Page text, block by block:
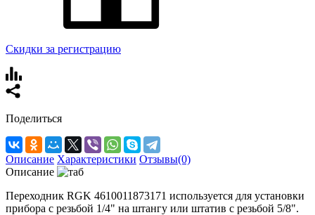
Скидки за регистрацию
Поделиться
Описание Характеристики Отзывы(0)
Описание
Переходник RGK 4610011873171 используется для установки
прибора с резьбой 1/4" на штангу или штатив с резьбой 5/8".